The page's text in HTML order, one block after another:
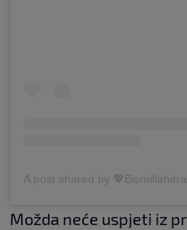
Možda neće uspjeti iz